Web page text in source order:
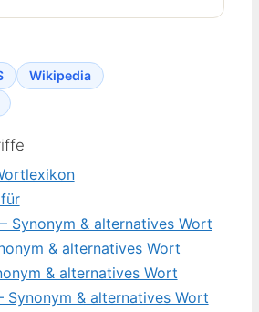
Wikipedia
Synonym & alternatives Wort
& alternatives Wort
& alternatives Wort
& alternatives Wort